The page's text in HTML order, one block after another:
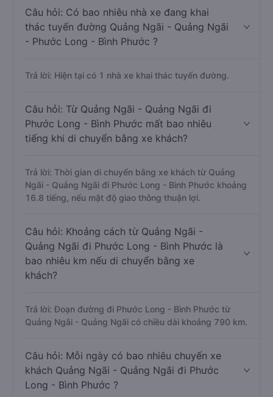
Câu hỏi: Có bao nhiêu nhà xe đang khai
thác tuyến đường Quảng Ngãi - Quảng Ngãi
- Phước Long - Bình Phước ?
Trả lời: Hiện tại có 1 nhà xe khai thác tuyến đường.
Câu hỏi: Từ Quảng Ngãi - Quảng Ngãi đi
Phước Long - Bình Phước mất bao nhiêu
tiếng khi di chuyển bằng xe khách?
Trả lời: Thời gian di chuyển bằng xe khách từ Quảng
Ngãi - Quảng Ngãi đi Phước Long - Bình Phước khoảng
16.8 tiếng, nếu mật độ giao thông thuận lợi.
Câu hỏi: Khoảng cách từ Quảng Ngãi -
Quảng Ngãi đi Phước Long - Bình Phước là
bao nhiêu km nếu di chuyển bằng xe
khách?
Trả lời: Đoạn đường đi Phước Long - Bình Phước từ
Quảng Ngãi - Quảng Ngãi có chiều dài khoảng 790 km.
Câu hỏi: Mỗi ngày có bao nhiêu chuyến xe
khách Quảng Ngãi - Quảng Ngãi đi Phước
Long - Bình Phước ?